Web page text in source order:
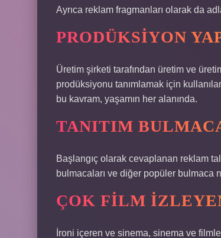
Ayrıca reklam fragmanları olarak da
PRODÜKSIYON
Üretim şirketi tarafından üretim ve
prodüksiyonu tanımlamak için
bu kavram, yaşamın her alanında.
TANITIM
Başlangıç olarak cevaplanan reklam
bulmacaları ve diğer popüler bulmaca
ÇOK FILM
İroni içeren ve sinema, sinema ve